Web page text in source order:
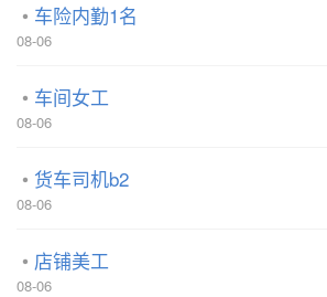
车险内勤1名
08-06
车间女工
08-06
货车司机b2
08-06
店铺美工
08-06